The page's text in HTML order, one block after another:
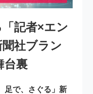
記者×エン
社ブラン
台裏
足で、さぐる」新